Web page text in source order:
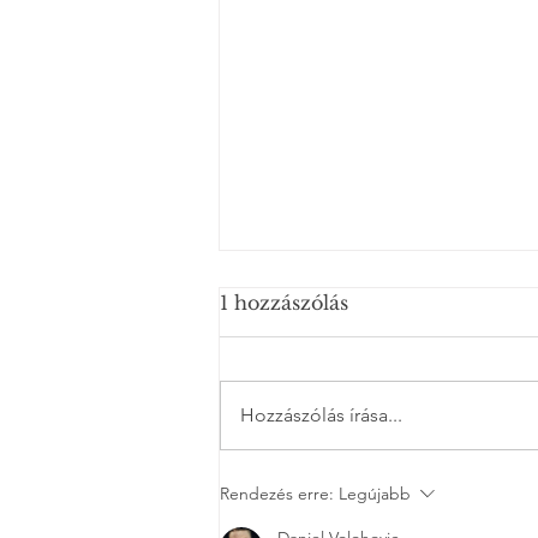
1 hozzászólás
Hozzászólás írása...
Rendezés erre: Legújabb